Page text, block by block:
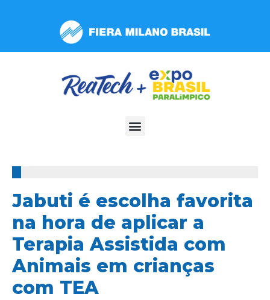
inclui
Jabuti é escolha favorita
na hora de aplicar a
Terapia Assistida com
Animais em crianças
com TEA